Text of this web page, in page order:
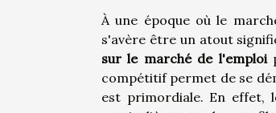
À une époque où le
s'avère être un atout
sur le marché de l'emploi
compétitif permet de se
est primordiale. En effet,